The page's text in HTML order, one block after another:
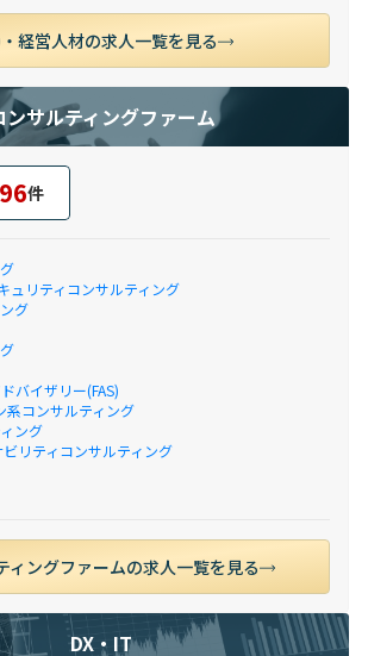
経営人材の求人一覧を見る
ンサルティングファーム
件
ュリティコンサルティング
グ
バイザリー(FAS)
コンサルティング
ング
リティコンサルティング
ィングファームの求人一覧を見る
DX・IT